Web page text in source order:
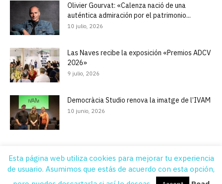
Olivier Gourvat: «Calenza nació de una
auténtica admiración por el patrimonio...
10 julio, 2026
Las Naves recibe la exposición «Premios ADCV
2026»
9 julio, 2026
Democràcia Studio renova la imatge de l’IVAM
10 junio, 2026
Quiénes Somos Contacto Suscripción Aviso legal Publicidad
Esta página web utiliza cookies para mejorar tu experiencia
de usuario. Asumimos que estás de acuerdo con esta opción,